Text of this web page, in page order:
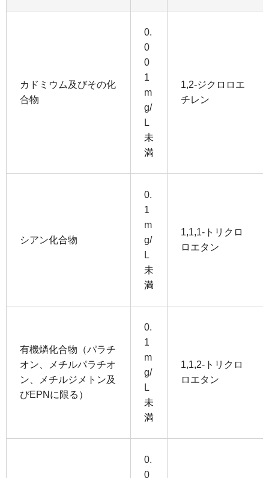
カドミウム及びその化
合物
0.
0
0
1
m
g/
L
未
満
1,2-ジクロロエ
チレン
シアン化合物
0.
1
m
g/
L
未
満
1,1,1-トリクロ
ロエタン
有機燐化合物（パラチ
オン、メチルパラチオ
ン、メチルジメトン及
びEPNに限る）
0.
1
m
g/
L
未
満
1,1,2-トリクロ
ロエタン
0.
0